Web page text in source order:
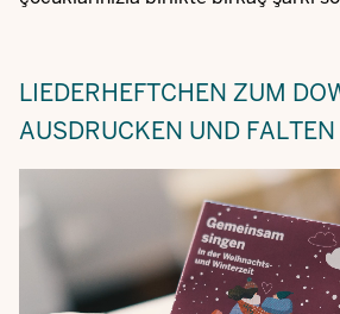
LIEDERHEFTCHEN ZUM
AUSDRUCKEN UND FALTEN